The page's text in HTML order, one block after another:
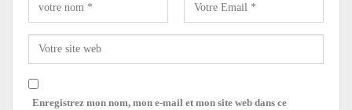
Enregistrez mon nom, mon e-mail et mon site web dans ce